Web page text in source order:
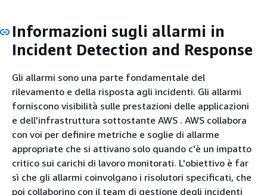
Informazioni sugli allarmi in
Incident Detection and Response
Gli allarmi sono una parte fondamentale del
rilevamento e della risposta agli incidenti. Gli allarmi
forniscono visibilità sulle prestazioni delle applicazioni
e dell'infrastruttura sottostante AWS . AWS collabora
con voi per definire metriche e soglie di allarme
appropriate che si attivano solo quando c'è un impatto
critico sui carichi di lavoro monitorati. L'obiettivo è far
sì che gli allarmi coinvolgano i risolutori specificati, che
poi collaborino con il team di gestione degli incidenti